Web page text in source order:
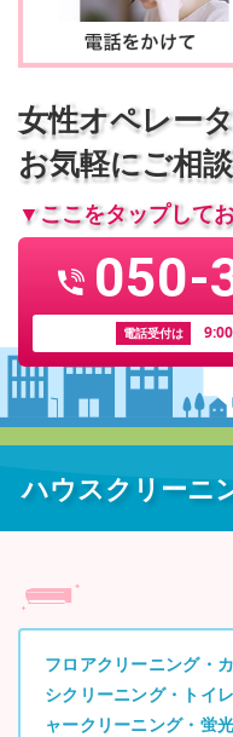
女性オペレー
お気軽にご相
▼ここをタップして
050-
電話受付は
ハウスクリーニ
フロアクリーニング・
シクリーニング・トイ
ャークリーニング・蛍